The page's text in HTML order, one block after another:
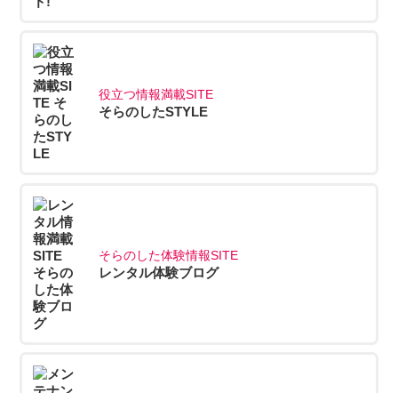
役立つ情報満載SITE
そらのしたSTYLE
そらのした体験情報SITE
レンタル体験ブログ